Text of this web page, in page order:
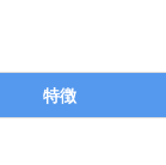
特徴